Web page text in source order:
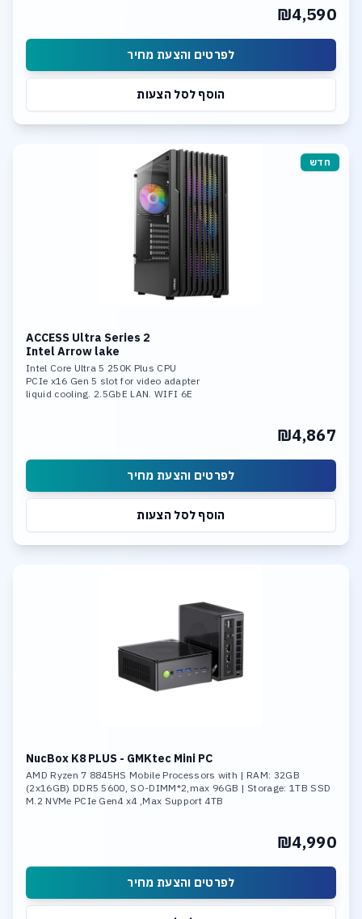
₪4,590
לפרטים והצעת מחיר
הוסף לסל הצעות
חדש
ACCESS Ultra Series 2
Intel Arrow lake
Intel Core Ultra 5 250K Plus CPU
PCIe x16 Gen 5 slot for video adapter
liquid cooling. 2.5GbE LAN. WIFI 6E
₪4,867
לפרטים והצעת מחיר
הוסף לסל הצעות
NucBox K8 PLUS - GMKtec Mini PC
AMD Ryzen 7 8845HS Mobile Processors with | RAM: 32GB
(2x16GB) DDR5 5600, SO-DIMM*2,max 96GB | Storage: 1TB SSD
M.2 NVMe PCIe Gen4 x4 ,Max Support 4TB
₪4,990
לפרטים והצעת מחיר